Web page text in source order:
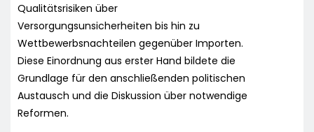
Qualitätsrisiken über
Versorgungsunsicherheiten bis hin zu
Wettbewerbsnachteilen gegenüber Importen.
Diese Einordnung aus erster Hand bildete die
Grundlage für den anschließenden politischen
Austausch und die Diskussion über notwendige
Reformen.